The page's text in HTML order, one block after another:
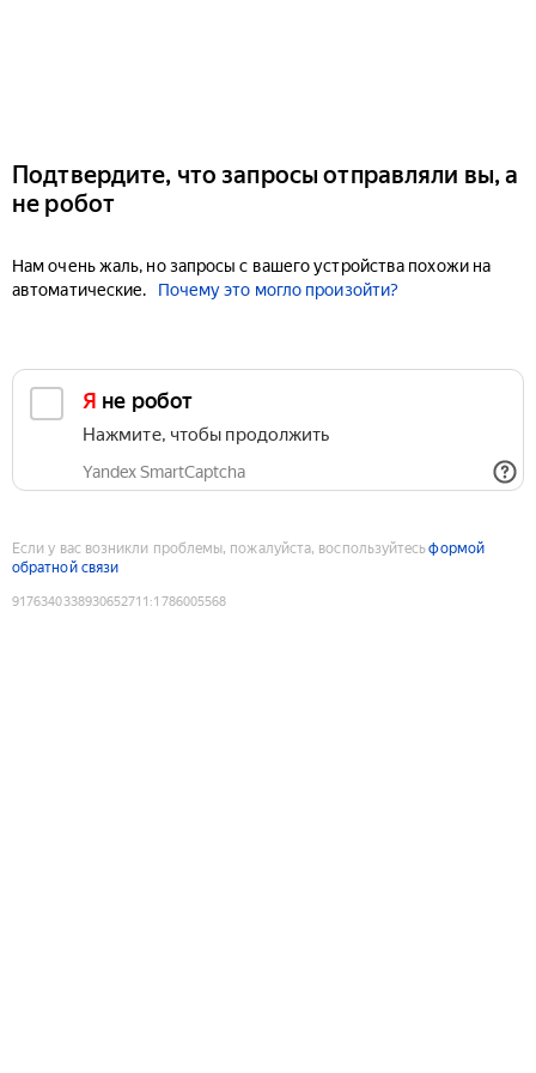
Подтвердите, что запросы отправляли вы, а
не робот
Нам очень жаль, но запросы с вашего устройства похожи на
автоматические.
Почему это могло произойти?
Я не робот
Нажмите, чтобы продолжить
Yandex SmartCaptcha
Если у вас возникли проблемы, пожалуйста, воспользуйтесьформой
обратной связи
9176340338930652711 :1786005568